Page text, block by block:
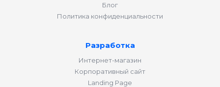
Блог
Политика конфиденциальности
Разработка
Интернет-магазин
Корпоративный сайт
Landing Page